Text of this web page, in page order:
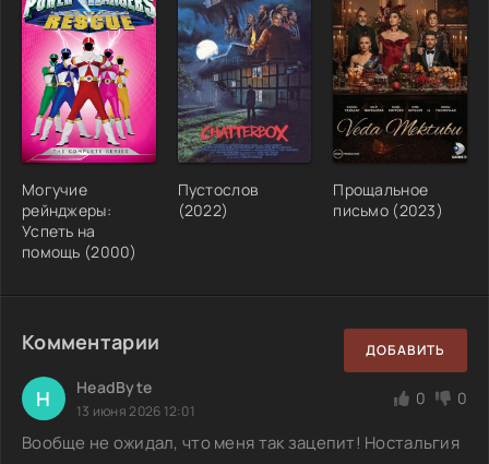
Могучие
рейнджеры:
Успеть на
помощь (2000)
Пустослов
(2022)
Прощальное
письмо (2023)
Комментарии ДОБАВИТЬ
H HeadByte
13 июня 2026 12:01
0 0
Вообще не ожидал, что меня так зацепит! Ностальгия